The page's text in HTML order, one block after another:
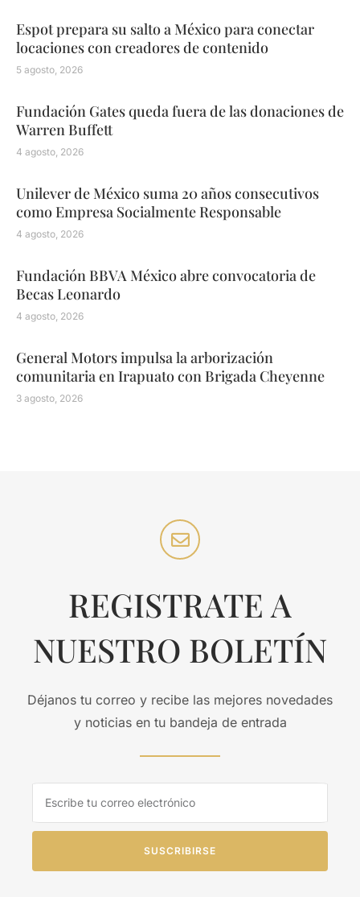
Espot prepara su salto a México para conectar
locaciones con creadores de contenido
5 agosto, 2026
Fundación Gates queda fuera de las donaciones de
Warren Buffett
4 agosto, 2026
Unilever de México suma 20 años consecutivos
como Empresa Socialmente Responsable
4 agosto, 2026
Fundación BBVA México abre convocatoria de
Becas Leonardo
4 agosto, 2026
General Motors impulsa la arborización
comunitaria en Irapuato con Brigada Cheyenne
3 agosto, 2026
REGISTRATE A
NUESTRO BOLETÍN
Déjanos tu correo y recibe las mejores novedades
y noticias en tu bandeja de entrada
SUSCRIBIRSE